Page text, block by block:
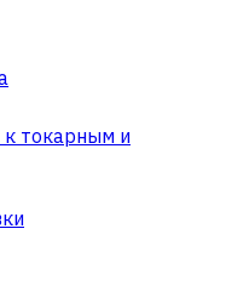
к токарным и